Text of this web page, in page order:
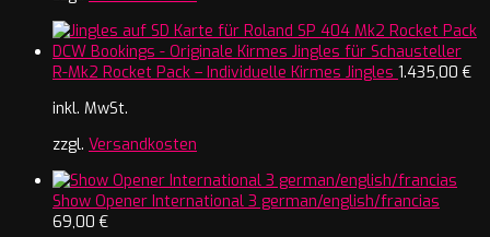
R-Mk2 Rocket Pack – Individuelle Kirmes Jingles 1.435,00 €
inkl. MwSt.
zzgl. Versandkosten
Show Opener International 3 german/english/francias
69,00 €